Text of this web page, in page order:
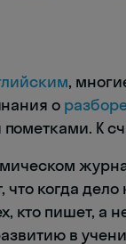
,
о
К
когда дело
кто пишет, а
в